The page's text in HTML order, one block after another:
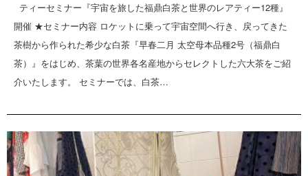
ティーセミナー『宇宙を旅した福鼎白茶と世界のレアティー12種』
開催 ★セミナー内容 ロケットに乗って宇宙空間へ行き、戻ってきた
茶樹から作られた希少な白茶『早春二月 太空母本品種2号（福鼎白
茶）』をはじめ、茶葉の世界各名産地からセレクトした六大茶をご紹
介いたします。 セミナーでは、白茶…